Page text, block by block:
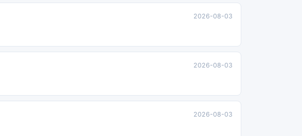
2026-08-03
2026-08-03
2026-08-03